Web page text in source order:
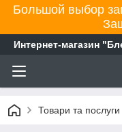
Большой выбор
Интернет-магазин
Товари та послуги